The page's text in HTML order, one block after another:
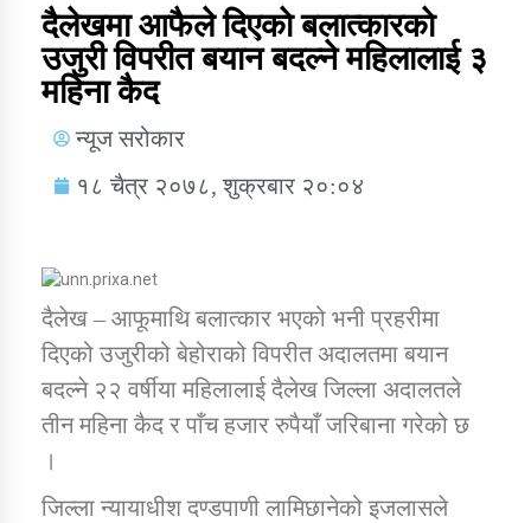
Trending Now
डिभिजन कार्यालय जुम्लाको सुचना सन्देश
कर्णाली प्रविधि शिक्षालय जुम्लाको सुचना
दैलेखमा आफैले दिएकाे बलात्कारकाे
उजुरी विपरीत बयान बदल्ने महिलालाई ३
महिना कैद
न्यूज सरोकार
१८ चैत्र २०७८, शुक्रबार २०:०४
दैलेख – आफूमाथि बलात्कार भएको भनी प्रहरीमा
दिएको उजुरीको बेहोराको विपरीत अदालतमा बयान
बदल्ने २२ वर्षीया महिलालाई दैलेख जिल्ला अदालतले
तीन महिना कैद र पाँच हजार रुपैयाँ जरिबाना गरेको छ
।
जिल्ला न्यायाधीश दण्डपाणी लामिछानेको इजलासले